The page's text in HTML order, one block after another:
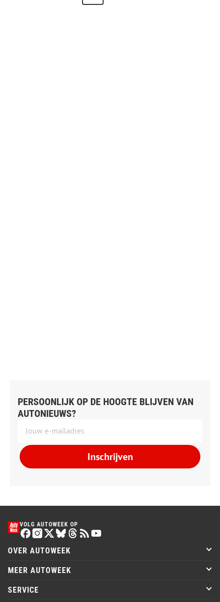
PERSOONLIJK OP DE HOOGTE BLIJVEN VAN
AUTONIEUWS?
Inschrijven
VOLG AUTOWEEK OP
OVER AUTOWEEK
MEER AUTOWEEK
SERVICE